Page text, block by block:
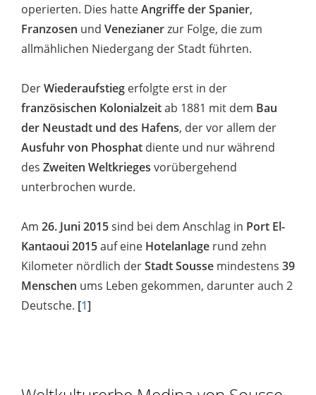
operierten. Dies hatteAngriffe der Spanier,
Franzosen und Venezianerzur Folge, die zum
allmählichen Niedergang der Stadt führten.
DerWiederaufstieg erfolgte erst in der
französischen Kolonialzeitab 1881 mit dem Bau
der Neustadt und des Hafens, der vor allem der
Ausfuhr von Phosphat diente und nur während
des Zweiten Weltkrieges vorübergehend
unterbrochen wurde.
Am 26. Juni 2015sind bei dem Anschlag in Port El-
Kantaoui 2015auf eine Hotelanlage rund zehn
Kilometer nördlich derStadt Sousse mindestens 39
Menschen ums Leben gekommen, darunter auch 2
Deutsche. [1]